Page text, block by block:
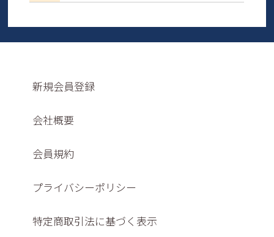
新規会員登録
会社概要
会員規約
プライバシーポリシー
特定商取引法に基づく表示